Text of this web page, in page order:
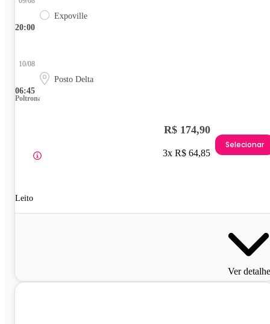
20:00
Expoville
06:45
10/08
Posto Delta
Poltrona
Leito
R$ 174,90
3x R$ 64,85
Selecionar
Ver